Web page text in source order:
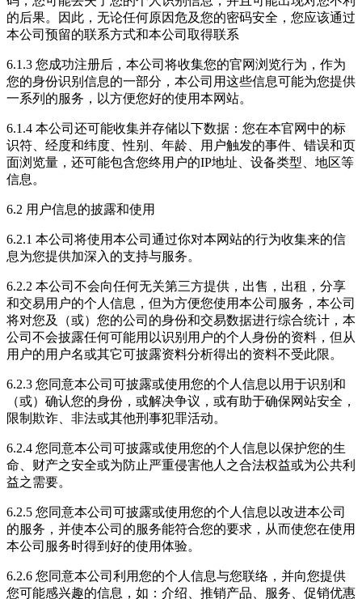
的后果。因此，无论任何原因危及您的密码安全，您应该通过
本公司预留的联系方式和本公司取得联系
6.1.3 您成功注册后，本公司将收集您的官网浏览行为，作为
您的身份识别信息的一部分，本公司用这些信息可能为您提供
一系列的服务，以方便您好的使用本网站。
6.1.4 本公司还可能收集并存储以下数据：您在本官网中的标
识符、经度和纬度、性别、年龄、用户触发的事件、错误和页
面浏览量，还可能包含您终用户的IP地址、设备类型、地区等
信息。
6.2 用户信息的披露和使用
6.2.1 本公司将使用本公司通过你对本网站的行为收集来的信
息为您提供加深入的支持与服务。
6.2.2 本公司不会向任何无关第三方提供，出售，出租，分享
和交易用户的个人信息，但为方便您使用本公司服务，本公司
将对您及（或）您的公司的身份和交易数据进行综合统计，本
公司不会披露任何可能用以识别用户的个人身份的资料，但从
用户的用户名或其它可披露资料分析得出的资料不受此限。
6.2.3 您同意本公司可披露或使用您的个人信息以用于识别和
（或）确认您的身份，或解决争议，或有助于确保网站安全，
限制欺诈、非法或其他刑事犯罪活动。
6.2.4 您同意本公司可披露或使用您的个人信息以保护您的生
命、财产之安全或为防止严重侵害他人之合法权益或为公共利
益之需要。
6.2.5 您同意本公司可披露或使用您的个人信息以改进本公司
的服务，并使本公司的服务能符合您的要求，从而使您在使用
本公司服务时得到好的使用体验。
6.2.6 您同意本公司利用您的个人信息与您联络，并向您提供
您可能感兴趣的信息，如：介绍、推销产品、服务、促销优惠